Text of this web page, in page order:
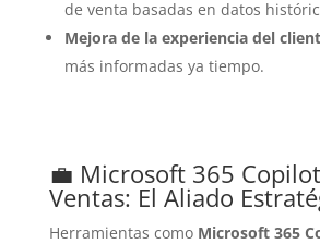
de venta basadas en datos
Mejora de la experiencia del
más informadas ya tiempo.
💼 Microsoft 365
Ventas: El Aliado
Herramientas como Microsoft 365